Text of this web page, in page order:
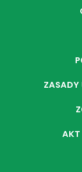
ZASADY
AKT